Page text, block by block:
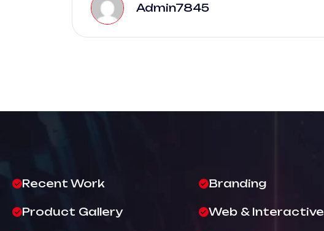
Admin7845
Recent Work
Product Gallery
Branding
Web & Interactive